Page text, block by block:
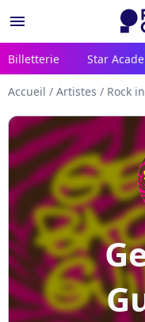
menu
Billetterie Star
Accueil / Artistes / Rock